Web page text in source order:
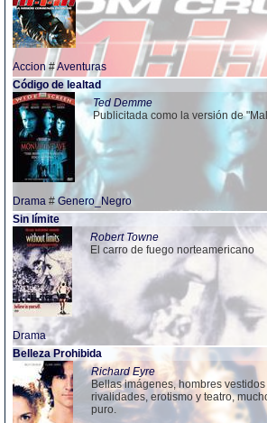
Accion#Aventuras
Código de lealtad
Ted Demme
Publicitada como la versión de
Drama #Genero_Negro
Sin límite
Robert Towne
El carro de fuego norteamericano
Drama
Belleza Prohibida
Richard Eyre
Bellas imágenes, hombres
rivalidades, erotismo y teatro,
puro.